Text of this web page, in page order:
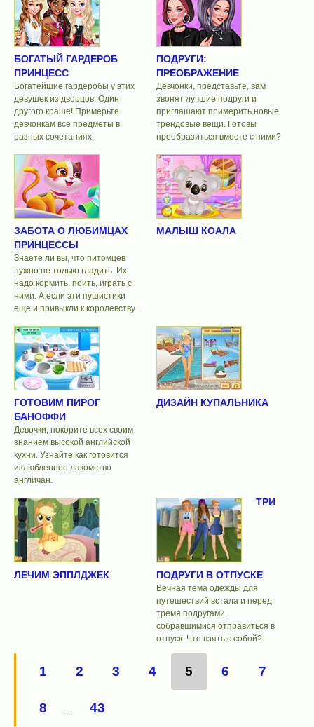
БОГАТЫЙ ГАРДЕРОБ
ПРИНЦЕСС
Богатейшие гардеробы у этих
девушек из дворцов. Один
другого краше! Примерьте
девчонкам все предметы в
разных сочетаниях.
ПОДРУГИ:
ПРЕОБРАЖЕНИЕ
Девчонки, представьте, вам
звонят лучшие подруги и
приглашают примерить новые
трендовые вещи. Готовы
преобразиться вместе с ними?
ЗАБОТА О ЛЮБИМЦАХ
ПРИНЦЕССЫ
Знаете ли вы, что питомцев
нужно не только гладить. Их
надо кормить, поить, играть с
ними. А если эти пушистики
еще и привыкли к королевству...
МАЛЫШ КОАЛА
ГОТОВИМ ПИРОГ
БАНОФФИ
Девочки, покорите всех своим
знанием высокой английской
кухни. Узнайте как готовится
излюбленное лакомство
англичан.
ДИЗАЙН КУПАЛЬНИКА
ЛЕЧИМ ЭППЛДЖЕК
ТРИ
ПОДРУГИ В ОТПУСКЕ
Вечная тема одежды для
путешествий встала и перед
тремя подругами,
собравшимися отправиться в
отпуск. Что взять с собой?
1 2 3 4 5 6 7
8 43